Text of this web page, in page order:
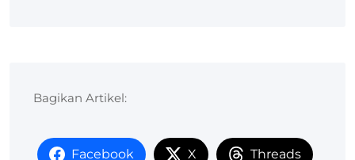
Bagikan Artikel:
Facebook X Threads